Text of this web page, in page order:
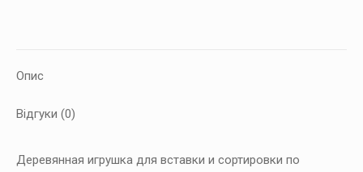
Опис
Відгуки (0)
Деревянная игрушка для вставки и сортировки по